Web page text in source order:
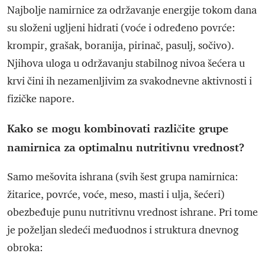
Najbolje namirnice za održavanje energije tokom dana
su složeni ugljeni hidrati (voće i određeno povrće:
krompir, grašak, boranija, pirinač, pasulj, sočivo).
Njihova uloga u održavanju stabilnog nivoa šećera u
krvi čini ih nezamenljivim za svakodnevne aktivnosti i
fizičke napore.
Kako se mogu kombinovati različite grupe
namirnica za optimalnu nutritivnu vrednost?
Samo mešovita ishrana (svih šest grupa namirnica:
žitarice, povrće, voće, meso, masti i ulja, šećeri)
obezbeđuje punu nutritivnu vrednost ishrane. Pri tome
je poželjan sledeći međuodnos i struktura dnevnog
obroka: